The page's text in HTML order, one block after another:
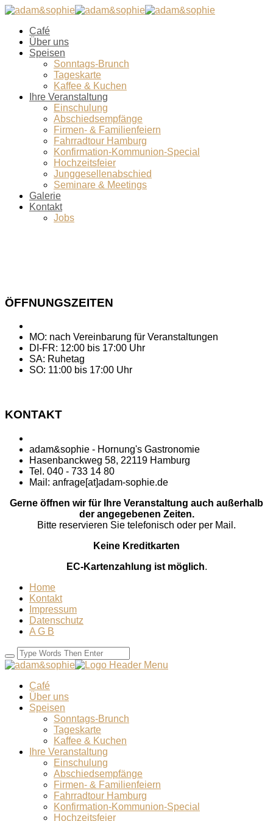
Café
Über uns
Speisen
Sonntags-Brunch
Tageskarte
Kaffee & Kuchen
Ihre Veranstaltung
Einschulung
Abschiedsempfänge
Firmen- & Familienfeiern
Fahrradtour Hamburg
Konfirmation-Kommunion-Special
Hochzeitsfeier
Junggesellenabschied
Seminare & Meetings
Galerie
Kontakt
Jobs
ÖFFNUNGSZEITEN
MO: nach Vereinbarung für Veranstaltungen
DI-FR: 12:00 bis 17:00 Uhr
SA: Ruhetag
SO: 11:00 bis 17:00 Uhr
KONTAKT
adam&sophie - Hornung's Gastronomie
Hasenbanckweg 58, 22119 Hamburg
Tel. 040 - 733 14 80
Mail: anfrage[at]adam-sophie.de
Gerne öffnen wir für Ihre Veranstaltung auch außerhalb
der angegebenen Zeiten.
Bitte reservieren Sie telefonisch oder per Mail.
Keine Kreditkarten
EC-Kartenzahlung ist möglich.
Home
Kontakt
Impressum
Datenschutz
A G B
Café
Über uns
Speisen
Sonntags-Brunch
Tageskarte
Kaffee & Kuchen
Ihre Veranstaltung
Einschulung
Abschiedsempfänge
Firmen- & Familienfeiern
Fahrradtour Hamburg
Konfirmation-Kommunion-Special
Hochzeitsfeier